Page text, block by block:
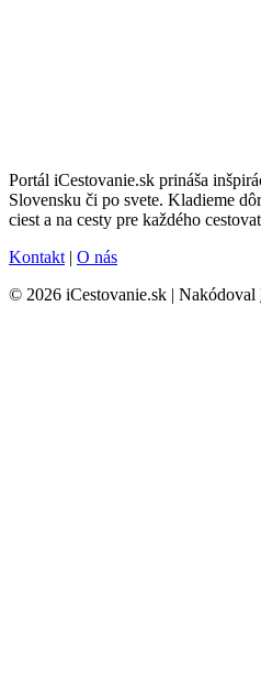
Portál iCestovanie.sk prináša
Slovensku či po svete. Kladieme
ciest a na cesty pre každého
Kontakt | O nás
© 2026 iCestovanie.sk | Nakódoval